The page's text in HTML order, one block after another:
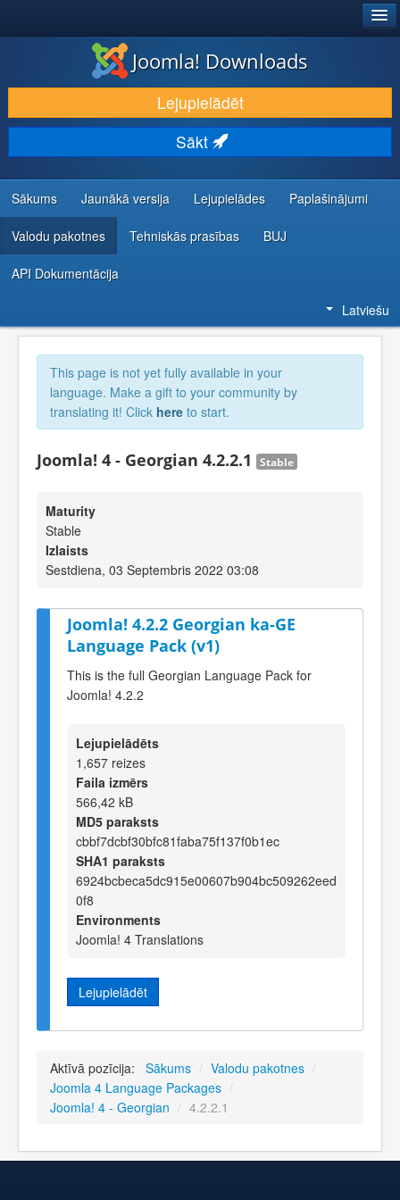
LEJUPIELĀDĒT UN PAPLAŠINĀT
ATKLĀJ UN IEMĀCIES
KOPIENA UN ATBALSTS
IZSTRĀDĀTĀJU RESURSI
Joomla! Downloads
Lejupielādēt
Sākt
Sākums Jaunākā versija Lejupielādes Paplašinājumi
Valodu pakotnes Tehniskās prasības BUJ
API Dokumentācija
Latviešu
This page is not yet fully available in your
language. Make a gift to your community by
translating it! Click here to start.
Joomla! 4 - Georgian 4.2.2.1 Stable
Maturity
Stable
Izlaists
Sestdiena, 03 Septembris 2022 03:08
Joomla! 4.2.2 Georgian ka-GE
Language Pack (v1)
This is the full Georgian Language Pack for
Joomla! 4.2.2
Lejupielādēts
1,657 reizes
Faila izmērs
566,42 kB
MD5 paraksts
cbbf7dcbf30bfc81faba75f137f0b1ec
SHA1 paraksts
6924bcbeca5dc915e00607b904bc509262eed
0f8
Environments
Joomla! 4 Translations
Lejupielādēt
Aktīvā pozīcija: Sākums / Valodu pakotnes /
Joomla 4 Language Packages /
Joomla! 4 - Georgian / 4.2.2.1